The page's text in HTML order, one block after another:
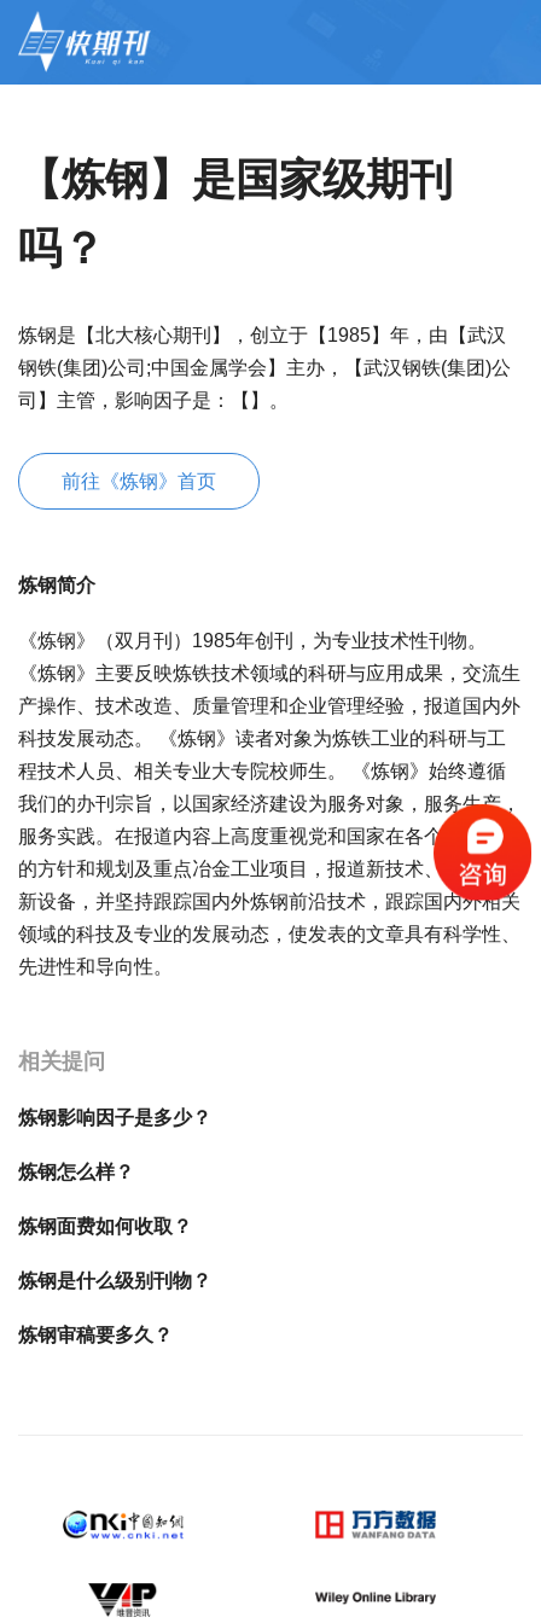
【炼钢】是国家级期刊
吗？
炼钢是【北大核心期刊】，创立于【1985】年，由【武汉
钢铁(集团)公司;中国金属学会】主办，【武汉钢铁(集团)公
司】主管，影响因子是：【】。
前往《炼钢》首页
炼钢简介
《炼钢》（双月刊）1985年创刊，为专业技术性刊物。
《炼钢》主要反映炼铁技术领域的科研与应用成果，交流生
产操作、技术改造、质量管理和企业管理经验，报道国内外
科技发展动态。 《炼钢》读者对象为炼铁工业的科研与工
程技术人员、相关专业大专院校师生。 《炼钢》始终遵循
我们的办刊宗旨，以国家经济建设为服务对象，服务生产，
服务实践。在报道内容上高度重视党和国家在各个时期发展
的方针和规划及重点冶金工业项目，报道新技术、新工艺、
新设备，并坚持跟踪国内外炼钢前沿技术，跟踪国内外相关
领域的科技及专业的发展动态，使发表的文章具有科学性、
先进性和导向性。
相关提问
炼钢影响因子是多少？
炼钢怎么样？
炼钢面费如何收取？
炼钢是什么级别刊物？
炼钢审稿要多久？